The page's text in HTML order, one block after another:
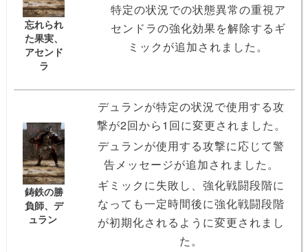
忘れられ
た果実、
アセンド
ラ
特定の状況での状態異常の重視ア
センドラの強化効果を解除するギ
ミックが追加されました。
鋳鉄の勝
負師、デ
ュラン
デュランが特定の状況で使用する攻
撃が2回から1回に変更されました。
デュランが使用する攻撃に応じて警
告メッセージが追加されました。
ギミックに失敗し、強化戦闘段階に
なっても一定時間後に強化戦闘段階
が初期化されるように変更されまし
た。